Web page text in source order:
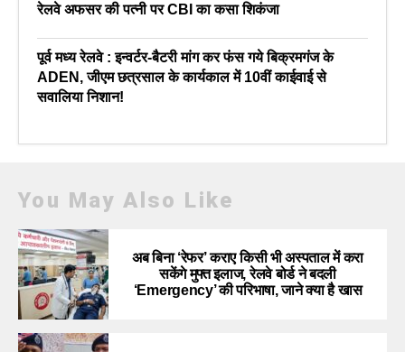
रेलवे अफसर की पत्नी पर CBI का कसा शिकंजा
पूर्व मध्य रेलवे : इन्वर्टर-बैटरी मांग कर फंस गये बिक्रमगंज के
ADEN, जीएम छत्रसाल के कार्यकाल में 10वीं काईवाई से
सवालिया निशान!
You May Also Like
अब बिना ‘रेफर’ कराए किसी भी अस्पताल में करा
सकेंगे मुफ्त इलाज, रेलवे बोर्ड ने बदली
‘Emergency’ की परिभाषा, जाने क्या है खास